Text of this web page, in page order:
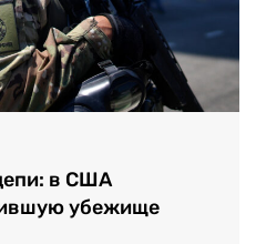
в США
убежище